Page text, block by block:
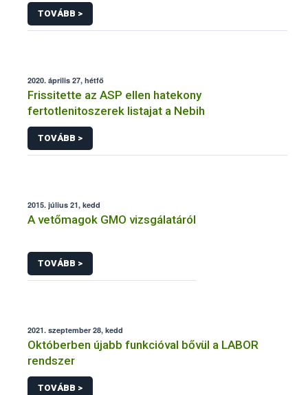
TOVÁBB >
2020. április 27, hétfő
Frissitette az ASP ellen hatekony
fertotlenitoszerek listajat a Nebih
TOVÁBB >
2015. július 21, kedd
A vetőmagok GMO vizsgálatáról
TOVÁBB >
2021. szeptember 28, kedd
Októberben újabb funkcióval bővül a LABOR
rendszer
TOVÁBB >